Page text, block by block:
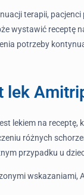
terapii,
wystawić receptę
potrzeby
lek
lekiem na
różnych
przypadku u
wskazaniami,